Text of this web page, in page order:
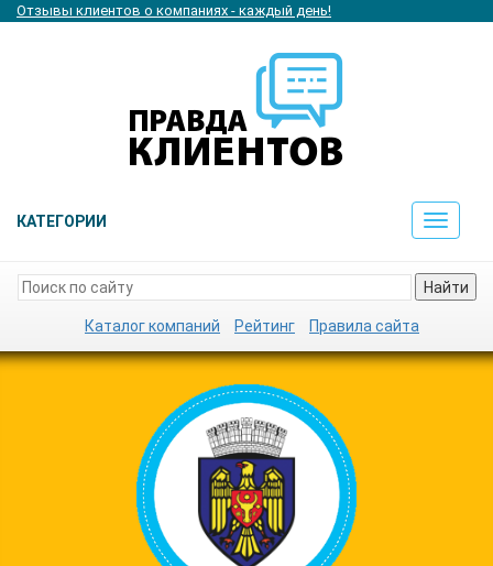
Отзывы клиентов о компаниях - каждый день!
КАТЕГОРИИ
Toggle
Найти
Каталог компаний Рейтинг Правила сайта